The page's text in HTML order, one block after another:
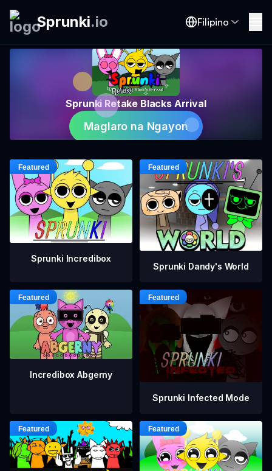
Sprunki.io Filipino
Sprunki Retake Blacks Arrival
Maglaro na Ngayon
Sprunki Incredibox
Sprunki Dandy's World
Incredibox Abgerny
Sprunki Infected Mode